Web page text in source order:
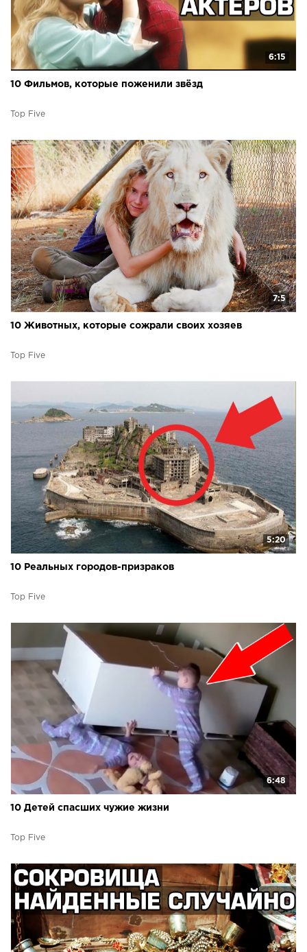
6:15
10 Фильмов, которые поженили звёзд
Top Five
7:5
10 Животных, которые сожрали своих хозяев
Top Five
5:20
10 Реальных городов-призраков
Top Five
6:48
10 Детей спасших чужие жизни
Top Five